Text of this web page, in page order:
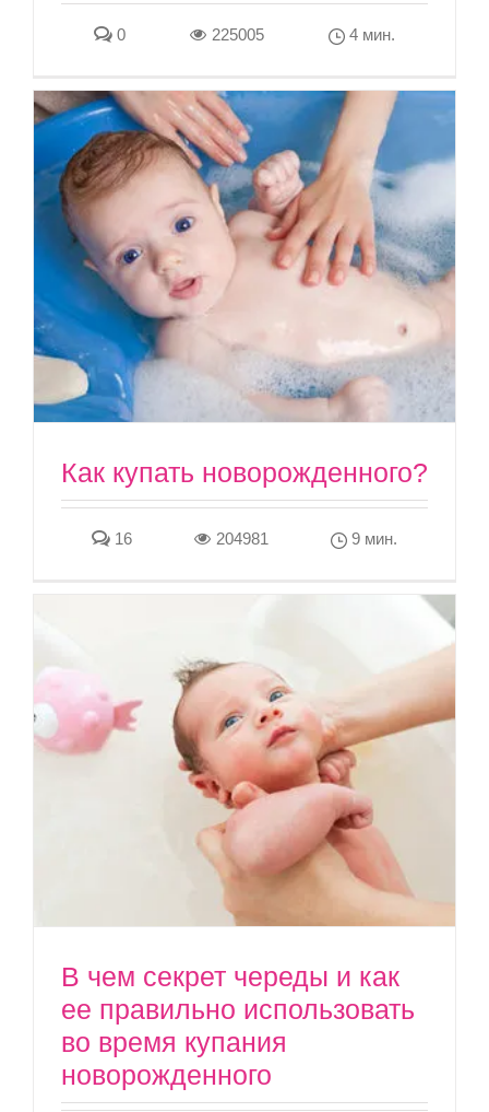
0 225005 4 мин.
Как купать новорожденного?
16 204981 9 мин.
В чем секрет череды и как
ее правильно использовать
во время купания
новорожденного